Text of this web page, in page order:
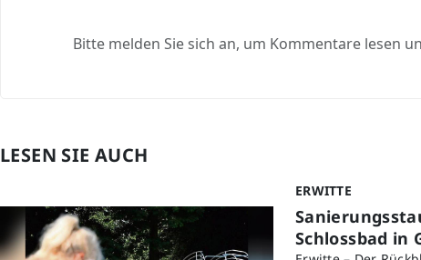
Bitte melden Sie sich an, um Kommentare lesen
LESEN SIE AUCH
ERWITTE
Schlossbad in